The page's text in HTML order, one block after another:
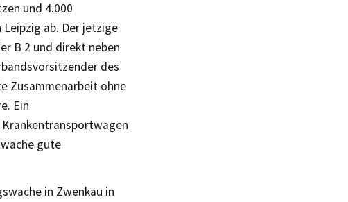
und 4.000
ab. Der jetzige
B 2 und direkt neben
des
Zusammenarbeit ohne
Ein
gute
in Zwenkau in